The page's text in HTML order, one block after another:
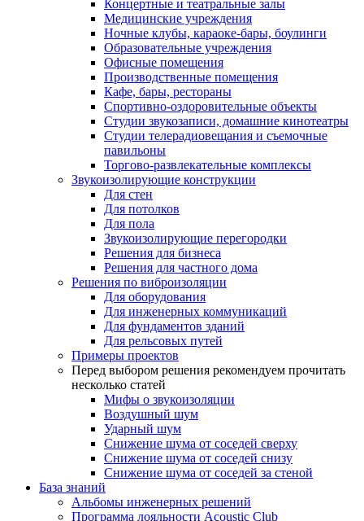
Концертные и театральные залы
Медицинские учреждения
Ночные клубы, караоке-бары, боулинги
Образовательные учреждения
Офисные помещения
Производственные помещения
Кафе, бары, рестораны
Спортивно-оздоровительные объекты
Студии звукозаписи, домашние кинотеатры
Студии телерадиовещания и съемочные
павильоны
Торгово-развлекательные комплексы
Звукоизолирующие конструкции
Для стен
Для потолков
Для пола
Звукоизолирующие перегородки
Решения для бизнеса
Решения для частного дома
Решения по виброизоляции
Для оборудования
Для инженерных коммуникаций
Для фундаментов зданий
Для рельсовых путей
Примеры проектов
Перед выбором решения рекомендуем прочитать
несколько статей
Мифы о звукоизоляции
Воздушный шум
Ударный шум
Снижение шума от соседей сверху
Снижение шума от соседей снизу
Снижение шума от соседей за стеной
База знаний
Альбомы инженерных решений
Программа лояльности Acoustic Club